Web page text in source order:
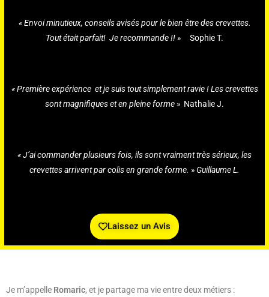
« Envoi minutieux, conseils avisés pour le bien être des crevettes.
Tout était parfait! Je recommande !! » Sophie T.
« Première expérience et je suis tout simplement ravie ! Les crevettes
sont magnifiques et en pleine forme » Nathalie J.
« J’ai commander plusieurs fois, ils sont vraiment très sérieux, les
crevettes arrivent par colis en grande forme. » Guillaume L.
Laissez un Avis
Je m’appelle Romaric, et je partage ma vie entre deux métiers :